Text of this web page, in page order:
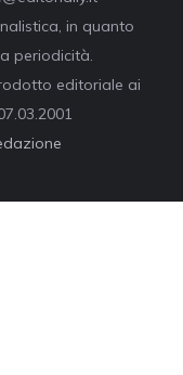
in quanto
periodicità.
editoriale ai